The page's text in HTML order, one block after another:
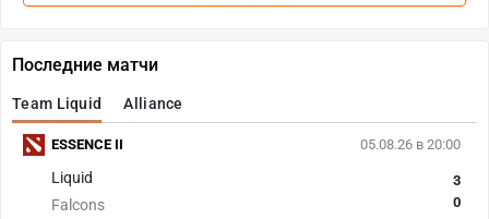
Последние матчи
Team Liquid Alliance
05.08.26 в 20:00
Liquid
Falcons
3
0
ESSENCE II